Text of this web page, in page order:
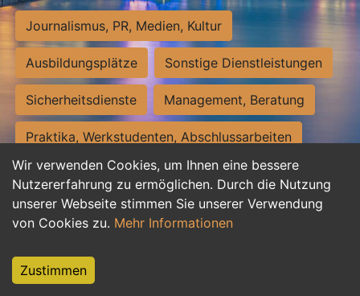
Wir verwenden Cookies, um Ihnen eine bessere
Nutzererfahrung zu ermöglichen. Durch die Nutzung
unserer Webseite stimmen Sie unserer Verwendung
von Cookies zu. Mehr Informationen
Zustimmen
Journalismus, PR, Medien, Kultur
Ausbildungsplätze Sonstige Dienstleistungen
Sicherheitsdienste Management, Beratung
Praktika, Werkstudenten, Abschlussarbeiten
Personalwesen Assistenz, Sekretariat
Hilfskräfte, Aushilfs- und Nebenjobs
Weiterbildung, Studium, duale Ausbildung